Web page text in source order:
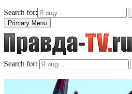
Search for:
Primary Menu
Search for: